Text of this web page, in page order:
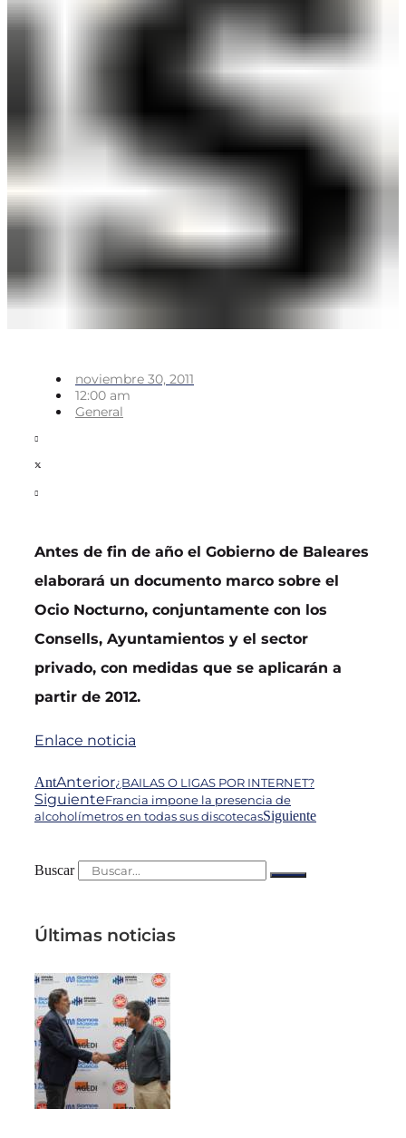
noviembre 30, 2011
12:00 am
General
Antes de fin de año el Gobierno de Baleares
elaborará un documento marco sobre el
Ocio Nocturno, conjuntamente con los
Consells, Ayuntamientos y el sector
privado, con medidas que se aplicarán a
partir de 2012.
Enlace noticia
AntAnterior¿BAILAS O LIGAS POR INTERNET?
SiguienteFrancia impone la presencia de
alcoholímetros en todas sus discotecasSiguiente
Buscar
Últimas noticias